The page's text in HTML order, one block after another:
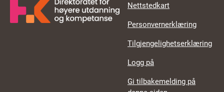
Nettstedkart
Personvernerklæring
Tilgjengelighetserklæring
Logg på
Gi tilbakemelding på